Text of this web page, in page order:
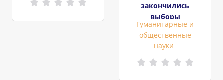
закончились
выборы
Гуманитарные и
общественные
науки